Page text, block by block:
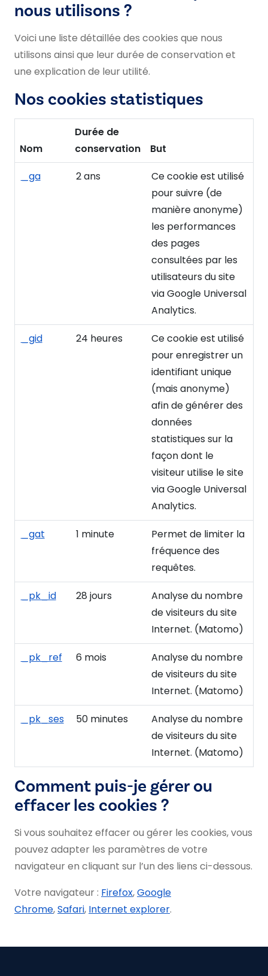
nous utilisons ?
Voici une liste détaillée des cookies que nous
utilisons ainsi que leur durée de conservation et
une explication de leur utilité.
Nos cookies statistiques
Nom
Durée de
conservation
But
_ga
2 ans
Ce cookie est utilisé
pour suivre (de
manière anonyme)
les performances
des pages
consultées par les
utilisateurs du site
via Google Universal
Analytics.
_gid 24 heures
Ce cookie est utilisé
pour enregistrer un
identifiant unique
(mais anonyme)
afin de générer des
données
statistiques sur la
façon dont le
visiteur utilise le site
via Google Universal
Analytics.
_gat 1 minute
Permet de limiter la
fréquence des
requêtes.
_pk_id 28 jours
Analyse du nombre
de visiteurs du site
Internet. (Matomo)
_pk_ref 6 mois
Analyse du nombre
de visiteurs du site
Internet. (Matomo)
_pk_ses 50 minutes
Analyse du nombre
de visiteurs du site
Internet. (Matomo)
Comment puis-je gérer ou
effacer les cookies ?
Si vous souhaitez effacer ou gérer les cookies, vous
pouvez adapter les paramètres de votre
navigateur en cliquant sur l’un des liens ci-dessous.
Votre navigateur : Firefox,Google
Chrome,Safari, Internet explorer.